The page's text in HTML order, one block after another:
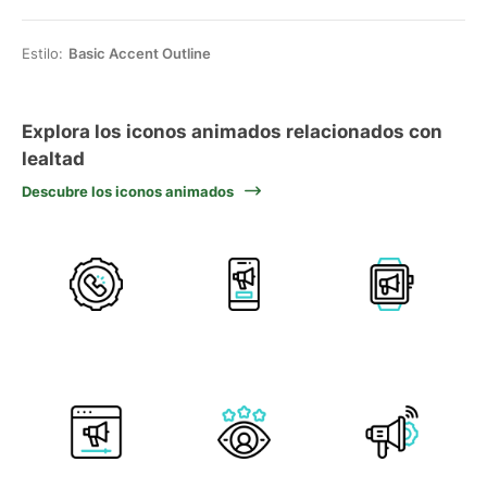
Estilo: Basic Accent Outline
Explora los iconos animados relacionados con
lealtad
Descubre los iconos animados